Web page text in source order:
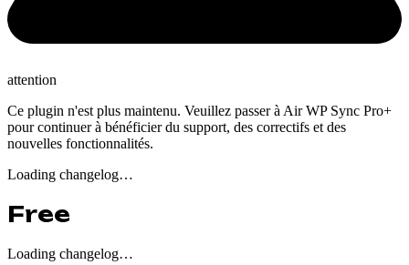
attention
Ce plugin n'est plus maintenu. Veuillez passer à Air WP Sync Pro+
pour continuer à bénéficier du support, des correctifs et des
nouvelles fonctionnalités.
Loading changelog…
Free
Loading changelog…